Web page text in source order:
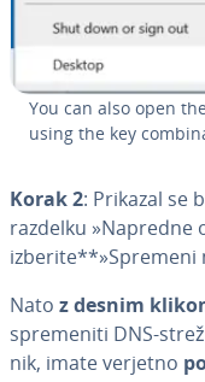
You can also open
using the key
Korak 2: Prikazal se
razdelku »Napredne
Nato z desnim
spre­me­ni­ti DNS-
nik, imate verjetno